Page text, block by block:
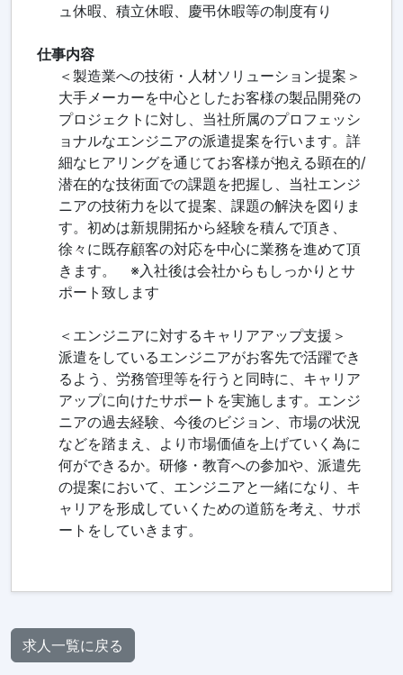
ュ休暇、積立休暇、慶弔休暇等の制度有り
仕事内容
＜製造業への技術・人材ソリューション提案＞
大手メーカーを中心としたお客様の製品開発の
プロジェクトに対し、当社所属のプロフェッシ
ョナルなエンジニアの派遣提案を行います。詳
細なヒアリングを通じてお客様が抱える顕在的/
潜在的な技術面での課題を把握し、当社エンジ
ニアの技術力を以て提案、課題の解決を図りま
す。初めは新規開拓から経験を積んで頂き、
徐々に既存顧客の対応を中心に業務を進めて頂
きます。 ※入社後は会社からもしっかりとサ
ポート致します
＜エンジニアに対するキャリアアップ支援＞
派遣をしているエンジニアがお客先で活躍でき
るよう、労務管理等を行うと同時に、キャリア
アップに向けたサポートを実施します。エンジ
ニアの過去経験、今後のビジョン、市場の状況
などを踏まえ、より市場価値を上げていく為に
何ができるか。研修・教育への参加や、派遣先
の提案において、エンジニアと一緒になり、キ
ャリアを形成していくための道筋を考え、サポ
ートをしていきます。
求人一覧に戻る